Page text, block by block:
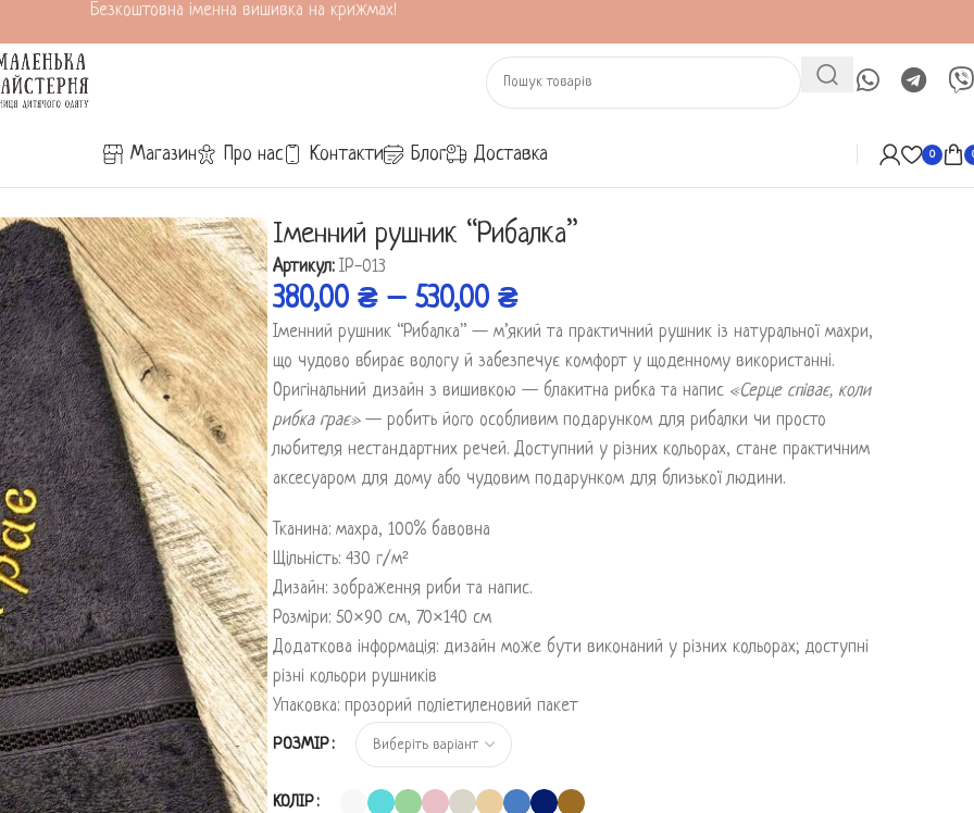
Безкоштовна іменна вишивка на крижмах!
Магазин Про нас Контакти Блог Доставка 0
Іменний рушник “Рибалка”
Артикул: ІР-013
380,00 ₴ – 530,00 ₴
Іменний рушник “Рибалка” — м’який та практичний рушник із натуральної махри,
що чудово вбирає вологу й забезпечує комфорт у щоденному використанні.
Оригінальний дизайн з вишивкою — блакитна рибка та напис «Серце співає, коли
рибка грає»— робить його особливим подарунком для рибалки чи просто
любителя нестандартних речей. Доступний у різних кольорах, стане практичним
аксесуаром для дому або чудовим подарунком для близької людини.
Тканина: махра, 100% бавовна
Щільність: 430 г/м²
Дизайн: зображення риби та напис.
Розміри: 50×90 см, 70×140 см
Додаткова інформація: дизайн може бути виконаний у різних кольорах; доступні
різні кольори рушників
Упаковка: прозорий поліетиленовий пакет
РОЗМІР
КОЛІР